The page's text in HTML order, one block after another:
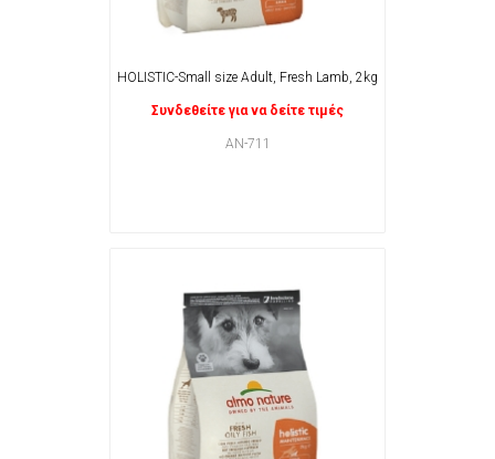
HOLISTIC-Small size Adult, Fresh Lamb, 2kg
Συνδεθείτε για να δείτε τιμές
AN-711